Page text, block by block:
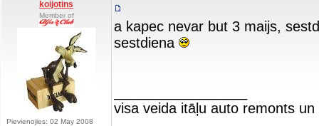
koijotins
Member of
Pievienojies: 02 May 2008
a kapec nevar but 3 maijs,
sestdiena
visa veida itāļu auto remonts